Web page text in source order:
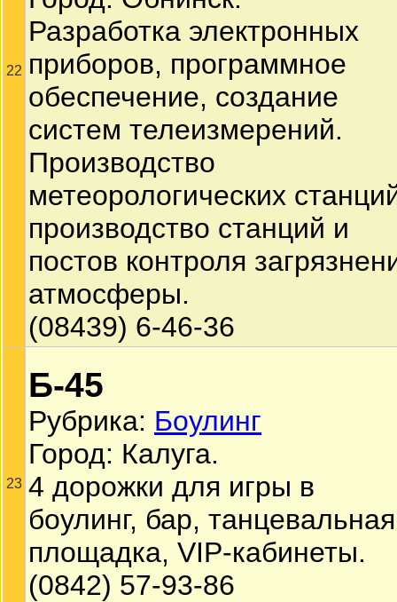
22
Разработка электронных
приборов, программное
обеспечение, создание
систем телеизмерений.
Производство
метеорологических
производство станций и
постов контроля
атмосферы.
(08439) 6-46-36
23
Б-45
Рубрика: Боулинг
Город: Калуга.
4 дорожки для игры в
боулинг, бар, танцевальная
площадка, VIP-кабинеты.
(0842) 57-93-86